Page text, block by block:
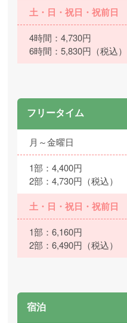
土・日・祝日・祝前日
4時間：4,730円
6時間：5,830円（税込）
フリータイム
月～金曜日
1部：4,400円
2部：4,730円（税込）
土・日・祝日・祝前日
1部：6,160円
2部：6,490円（税込）
宿泊